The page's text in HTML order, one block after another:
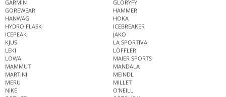
GARMIN
GLORYFY
GOREWEAR
HAMMER
HANWAG
HOKA
HYDRO FLASK
ICEBREAKER
ICEPEAK
JAKO
KJUS
LA SPORTIVA
LEKI
LÖFFLER
LOWA
MAIER SPORTS
MAMMUT
MANDALA
MARTINI
MEINDL
MERU
MILLET
NIKE
O'NEILL